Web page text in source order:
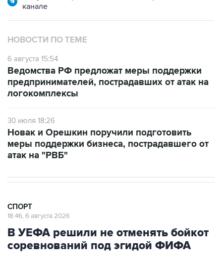
канале
НОВОСТИ ПО ТЕМЕ
6 августа 15:54
Ведомства РФ предложат меры поддержки
предпринимателей, пострадавших от атак на
логокомплексы
30 июля 18:26
Новак и Орешкин поручили подготовить
меры поддержки бизнеса, пострадавшего от
атак на "РВБ"
СПОРТ
18:46, 6 августа 2026
В УЕФА решили не отменять бойкот
соревнований под эгидой ФИФА